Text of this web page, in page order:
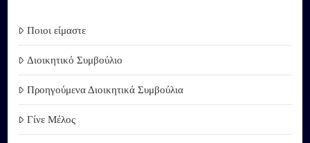
Ποιοι είμαστε
Διοικητικό Συμβούλιο
Προηγούμενα Διοικητικά Συμβούλια
Γίνε Μέλος